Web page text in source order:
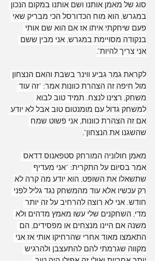
סוג של מאמן אותנו ושם אותנו במקום הנכון
במגרש, הוא מוח הכדורסל הכי מבריק שאי
פעם שיחקתי איתו אז אם הוא שם אותי
בנקודה מסויימת במגרש, אני מבין ששם
אני צריך להיות".
לקראת גמר גביע ווינר בשבת והאם הנצחון
מול חיפה זה הצהרת כוונות אמר: "זה עוד
משחק, רצינו לנצח. תמיד טוב לבוא
למשחק גדול עם מומנטום טוב אבל לא יודע
אם זה הצהרת כוונות, אני פשוט שמח
שהשגנו את הנצחון".
מאמן חולוניה המורחק סטפאנוס דדאס
אמר בסיום על התקרית: "אני מעדיף
שתשאלו את השופט, הוא יודע מה קרה לא
רק עכשיו אלא עוד מהמשחק נגד גליל לפני
חודש. אני לא רוצה להרחיב על זה יותר
מדי, השחקנים שלי עשו מאמץ מדהים ולא
משנה אם היינו מנצחים או מפסידים, הם
התאמצו מאוד אחרי שהרחיקו אותי אז אני
מקווה שגרמתי להם להתעצבן ולהרגיש